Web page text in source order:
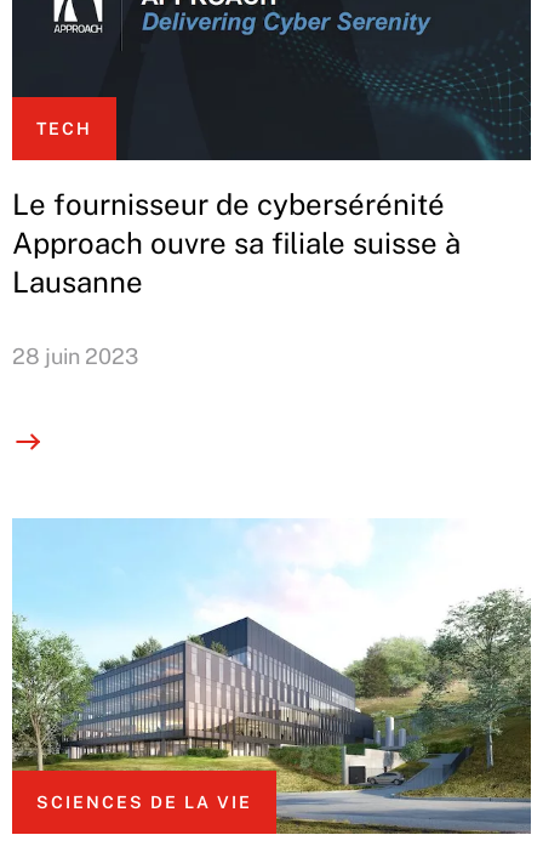
TECH
Le fournisseur de cybersérénité
Approach ouvre sa filiale suisse à
Lausanne
28 juin 2023
SCIENCES DE LA VIE